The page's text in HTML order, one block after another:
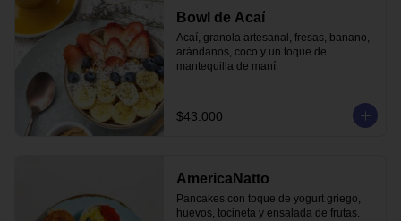
Bowl de Acaí
Acaí, granola artesanal, fresas, banano,
arándanos, coco y un toque de
mantequilla de maní.
$43.000
AmericaNatto
Pancakes con toque de yogurt griego,
huevos, tocineta y ensalada de frutas.